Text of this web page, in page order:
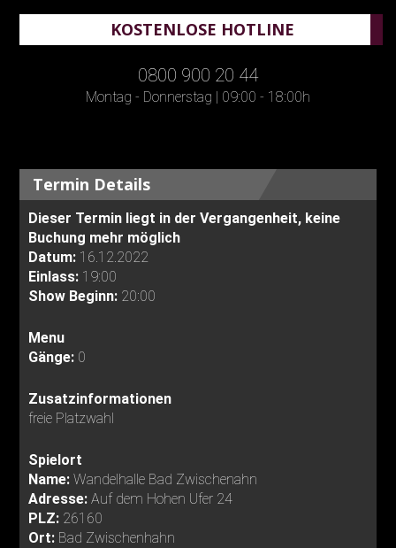
KOSTENLOSE HOTLINE
0800 900 20 44
Montag - Donnerstag | 09:00 - 18:00h
Termin Details
Dieser Termin liegt in der Vergangenheit, keine
Buchung mehr möglich
Datum: 16.12.2022
Einlass: 19:00
Show Beginn: 20:00
Menu
Gänge: 0
Zusatzinformationen
freie Platzwahl
Spielort
Name:Wandelhalle Bad Zwischenahn
Adresse:Auf dem Hohen Ufer 24
PLZ: 26160
Ort: Bad Zwischenhahn